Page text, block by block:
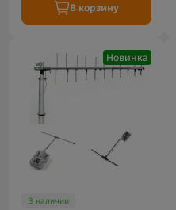
В корзину
Новинка
В наличии